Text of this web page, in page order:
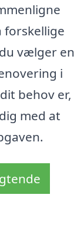
forskellige
vælger en
i
behov er,
med at